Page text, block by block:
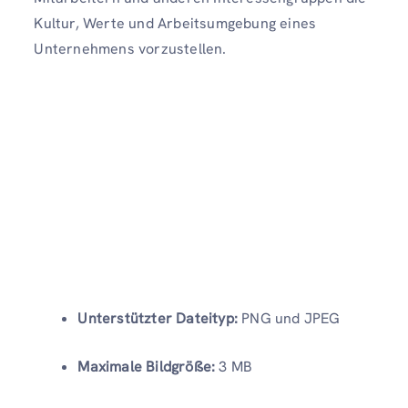
Kultur, Werte und Arbeitsumgebung eines
Unternehmens vorzustellen.
Unterstützter Dateityp: PNG und JPEG
Maximale Bildgröße:3 MB